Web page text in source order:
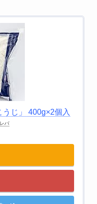
じ」 400g×2個入
バ